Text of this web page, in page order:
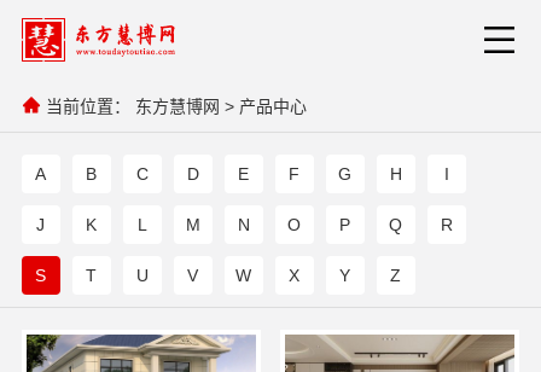
当前位置： 东方慧博网 > 产品中心
A B C D E F G H I
J K L M N O P Q R
S T U V W X Y Z